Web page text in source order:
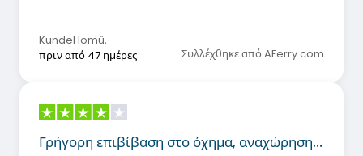
KundeHomü,
πριν από 47 ημέρες
Συλλέχθηκε από AFerry.com
Γρήγορη επιβίβαση στο όχημα, αναχώρηση…